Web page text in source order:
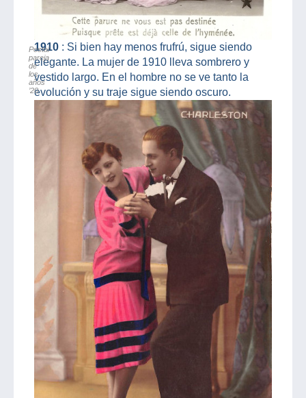
1910 : Si bien hay menos frufrú, sigue siendo
elegante. La mujer de 1910 lleva sombrero y
vestido largo. En el hombre no se ve tanto la
evolución y su traje sigue siendo oscuro.
Postal
pareja
de
los
años
’20